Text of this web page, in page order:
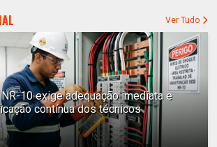
Ver Tudo
10 exige adequação imediata e
contínua dos técnicos